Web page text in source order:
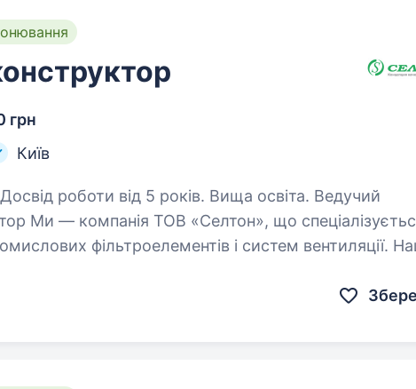
грн
Київ
роботи від 5 років. Вища освіта. Ведучий
Ми — компанія ТОВ «Селтон», що
фільтроелементів і систем вентиляції.